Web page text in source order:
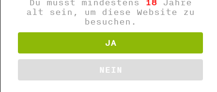
ist nehmen wir Reservierungen
gerne unter folgender Nummer
Kontakt 06532-2285
Wir freuen uns auf Sie!
alt sein, um diese Website zu
besuchen.
JA
NEIN